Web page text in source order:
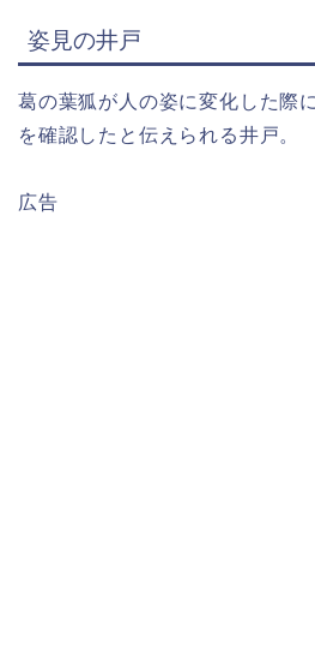
姿見の井戸
葛の葉狐が人の姿に変化した際
を確認したと伝えられる井戸。
広告